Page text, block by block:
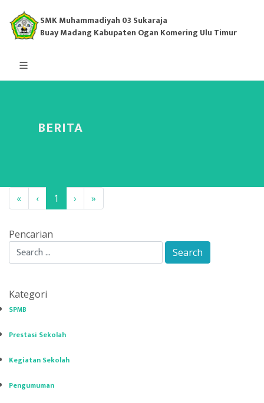
SMK Muhammadiyah 03 Sukaraja
Buay Madang Kabupaten Ogan Komering Ulu Timur
BERITA
« ‹ 1 › »
Pencarian
Kategori
SPMB
Prestasi Sekolah
Kegiatan Sekolah
Pengumuman